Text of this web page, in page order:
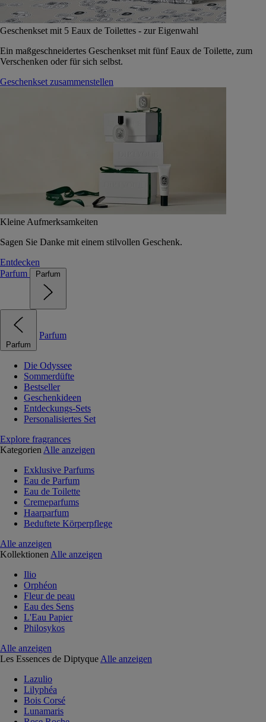
Geschenkset mit 5 Eaux de Toilettes - zur Eigenwahl
Ein maßgeschneidertes Geschenkset mit fünf Eaux de Toilette, zum
Verschenken oder für sich selbst.
Geschenkset zusammenstellen
Kleine Aufmerksamkeiten
Sagen Sie Danke mit einem stilvollen Geschenk.
Entdecken
Parfum
Parfum
Parfum
Parfum
Die Odyssee
Sommerdüfte
Bestseller
Geschenkideen
Entdeckungs-Sets
Personalisiertes Set
Explore fragrances
Kategorien Alle anzeigen
Exklusive Parfums
Eau de Parfum
Eau de Toilette
Cremeparfums
Haarparfum
Beduftete Körperpflege
Alle anzeigen
Kollektionen Alle anzeigen
Ilio
Orphéon
Fleur de peau
Eau des Sens
L'Eau Papier
Philosykos
Alle anzeigen
Les Essences de Diptyque Alle anzeigen
Lazulio
Lilyphéa
Bois Corsé
Lunamaris